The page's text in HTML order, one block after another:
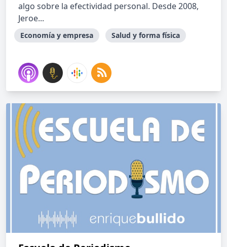
algo sobre la efectividad personal. Desde 2008,
Jeroe...
Economía y empresa Salud y forma física